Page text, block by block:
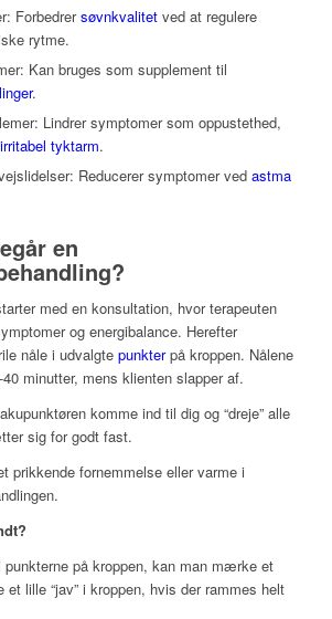
Forbedrersøvnkvalitetved at regulere
rytme.
Kan bruges som supplement til
.
Lindrer symptomer som oppustethed,
irritabel tyktarm.
Reducerer symptomer ved astma
en
med en konsultation, hvor terapeuten
og energibalance. Herefter
nåle i udvalgte punkterpå kroppen. Nålene
minutter, mens klienten slapper af.
komme ind til dig og “dreje” alle
sig for godt fast.
prikkende fornemmelse eller varme i
på kroppen, kan man mærke et
et lille “jav” i kroppen, hvis der rammes helt